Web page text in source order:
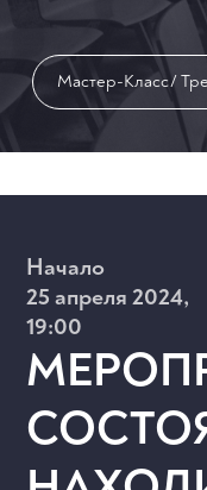
Мастер-Класс/
Начало
25 апреля 2024,
19:00